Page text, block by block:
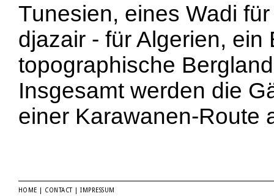
Tunesien, eines Wadi
djazair - für Algerien,
topographische
Insgesamt werden die
einer Karawanen-Route
HOME CONTACT |IMPRESSUM